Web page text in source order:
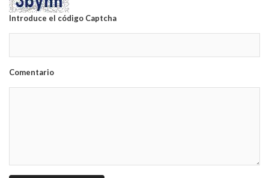
Introduce el código Captcha
Comentario